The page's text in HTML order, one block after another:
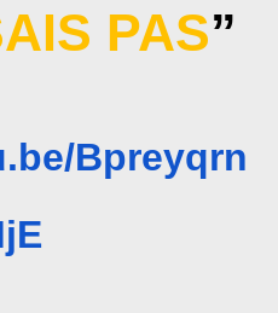
PAS”
Bpreyqrn